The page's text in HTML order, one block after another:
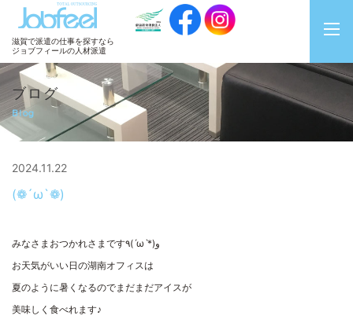
JobFeel
滋賀で派遣の仕事を探すなら
ジョブフィールの人材派遣
ブログ
Blog
2024.11.22
(❁´ω`❁)
みなさまおつかれさまです
٩(ˊωˋ*)و
お天気がいい日の湖南オフィスは
夏のように暑くなるのでまだまだアイスが
美味しく食べれます♪